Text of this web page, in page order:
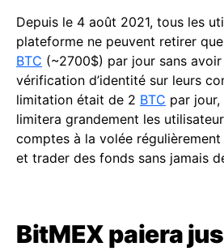
Depuis le 4 août 2021, tous les
plateforme ne peuvent retirer
BTC (~2700$) par jour sans
vérification d’identité sur leurs
limitation était de 2 BTC par
limitera grandement les
comptes à la volée
et trader des fonds sans jamais
BitMEX paiera